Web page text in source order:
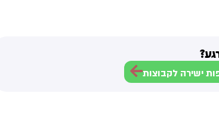
ישירה לקבוצות